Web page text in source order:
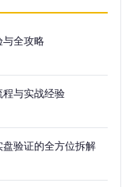
与全攻略
与实战经验
验证的全方位拆解